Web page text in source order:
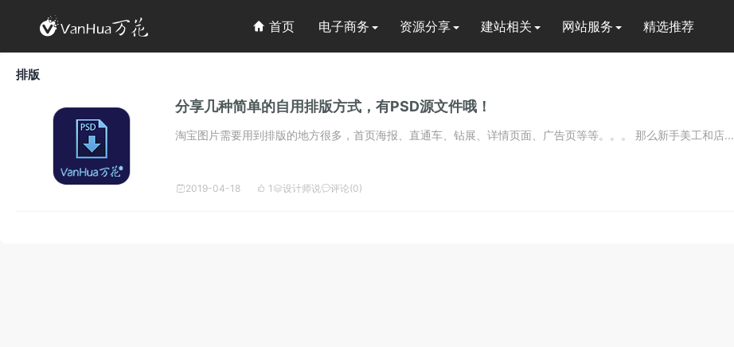
  首页 电子商务 资源分享 建站相关 网站服务 精选推荐
排版
分享几种简单的自用排版方式，有PSD源文件哦！
淘宝图片需要用到排版的地方很多，首页海报、直通车、钻展、详情页面、广告页等等。。。 那么新手美工和店...
2019-04-18  1 设计师说评论(0)